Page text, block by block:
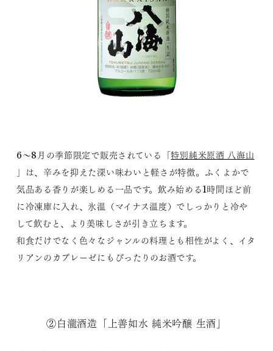
6～8月の季節限定で販売されている「特別純米原酒 八海山
」は、辛みを抑えた深い味わいと軽さが特徴。ふくよかで
気品ある香りが楽しめる一品です。飲み始める1時間ほど前
に冷凍庫に入れ、氷温（マイナス温度）でしっかりと冷や
して飲むと、より美味しさが引き立ちます。
和食だけでなく色々なジャンルの料理とも相性がよく、イタ
リアンのカプレーゼにもぴったりのお酒です。
②白瀧酒造「上善如水 純米吟醸 生酒」